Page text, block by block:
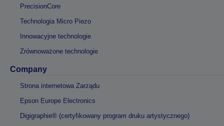
PrecisionCore
Technologia Micro Piezo
Innowacyjne technologie
Zrównoważone technologie
Company
Strona internetowa Zarządu
Epson Europe Electronics
Digigraphie® (certyfikowany program druku artystycznego)